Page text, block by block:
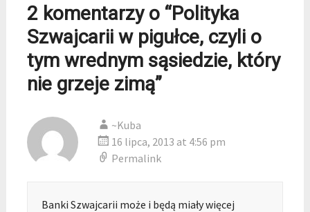
2 komentarzy o “Polityka
Szwajcarii w pigułce, czyli o
tym wrednym sąsiedzie, który
nie grzeje zimą”
~Kuba
16 lipca, 2013 at 4:56 pm
Permalink
Banki Szwajcarii może i będą miały więcej